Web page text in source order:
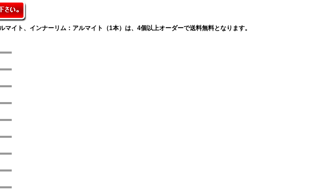
イト、インナーリム：アルマイト（1本）は、4個以上オーダーで送料無料となります。